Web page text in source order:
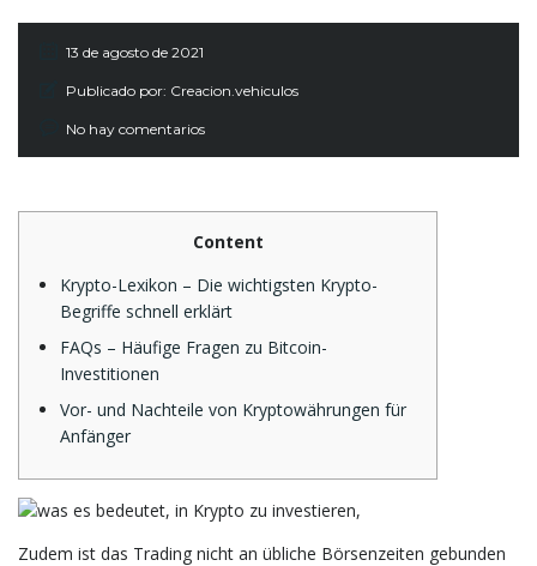
13 de agosto de 2021
Publicado por: Creacion.vehiculos
No hay comentarios
Content
Krypto-Lexikon – Die wichtigsten Krypto-
Begriffe schnell erklärt
FAQs – Häufige Fragen zu Bitcoin-
Investitionen
Vor- und Nachteile von Kryptowährungen für
Anfänger
Zudem ist das Trading nicht an übliche Börsenzeiten gebunden